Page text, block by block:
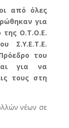
από όλες
για
της Ο.Τ.Ο.Ε.
Σ.Υ.Ε.Τ.Ε.
του
για να
τους στη
νέων σε